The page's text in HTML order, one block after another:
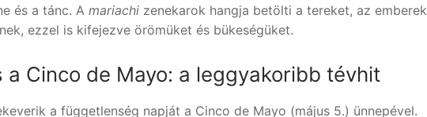
és a tánc. A mariachi zenekarok hangja betölti a tereket, az emberek
ezzel is kifejezve örömüket és bükeségüket.
Cinco de Mayo: a leggyakoribb tévhit
a függetlenség napját a Cinco de Mayo (május 5.) ünnepével.